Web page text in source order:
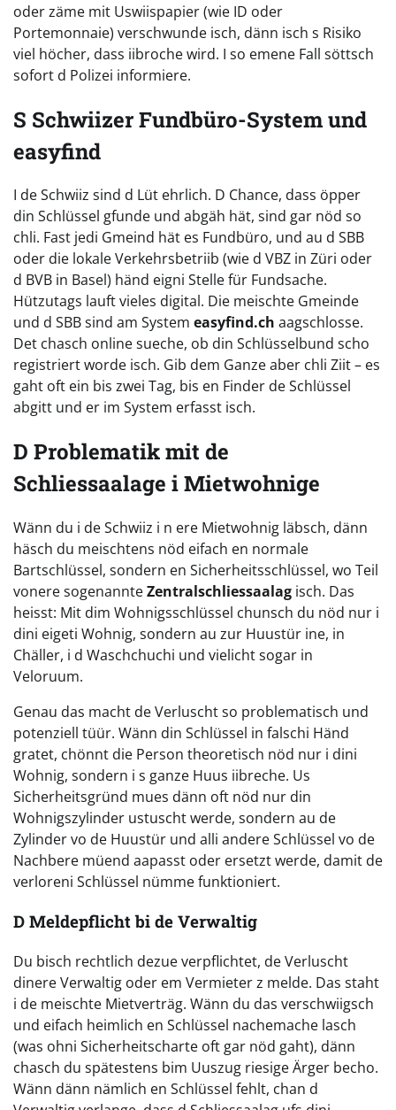
oder zäme mit Uswiispapier (wie ID oder
Portemonnaie) verschwunde isch, dänn isch s Risiko
viel höcher, dass iibroche wird. I so emene Fall söttsch
sofort d Polizei informiere.
S Schwiizer Fundbüro-System und
easyfind
I de Schwiiz sind d Lüt ehrlich. D Chance, dass öpper
din Schlüssel gfunde und abgäh hät, sind gar nöd so
chli. Fast jedi Gmeind hät es Fundbüro, und au d SBB
oder die lokale Verkehrsbetriib (wie d VBZ in Züri oder
d BVB in Basel) händ eigni Stelle für Fundsache.
Hützutags lauft vieles digital. Die meischte Gmeinde
und d SBB sind am System easyfind.ch aagschlosse.
Det chasch online sueche, ob din Schlüsselbund scho
registriert worde isch. Gib dem Ganze aber chli Ziit – es
gaht oft ein bis zwei Tag, bis en Finder de Schlüssel
abgitt und er im System erfasst isch.
D Problematik mit de
Schliessaalage i Mietwohnige
Wänn du i de Schwiiz i n ere Mietwohnig läbsch, dänn
häsch du meischtens nöd eifach en normale
Bartschlüssel, sondern en Sicherheitsschlüssel, wo Teil
vonere sogenannteZentralschliessaalag isch. Das
heisst: Mit dim Wohnigsschlüssel chunsch du nöd nur i
dini eigeti Wohnig, sondern au zur Huustür ine, in
Chäller, i d Waschchuchi und vielicht sogar in
Veloruum.
Genau das macht de Verluscht so problematisch und
potenziell tüür. Wänn din Schlüssel in falschi Händ
gratet, chönnt die Person theoretisch nöd nur i dini
Wohnig, sondern i s ganze Huus iibreche. Us
Sicherheitsgründ mues dänn oft nöd nur din
Wohnigszylinder ustuscht werde, sondern au de
Zylinder vo de Huustür und alli andere Schlüssel vo de
Nachbere müend aapasst oder ersetzt werde, damit de
verloreni Schlüssel nümme funktioniert.
D Meldepflicht bi de Verwaltig
Du bisch rechtlich dezue verpflichtet, de Verluscht
dinere Verwaltig oder em Vermieter z melde. Das staht
i de meischte Mietverträg. Wänn du das verschwiigsch
und eifach heimlich en Schlüssel nachemache lasch
(was ohni Sicherheitscharte oft gar nöd gaht), dänn
chasch du spätestens bim Uuszug riesige Ärger becho.
Wänn dänn nämlich en Schlüssel fehlt, chan d